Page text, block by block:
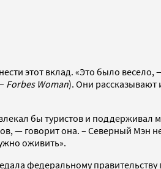
этот вклад. «Это было
Forbes Woman). Они рассказывают
бы туристов и поддерживал
— говорит она. – Северный Мэн
оживить».
федеральному